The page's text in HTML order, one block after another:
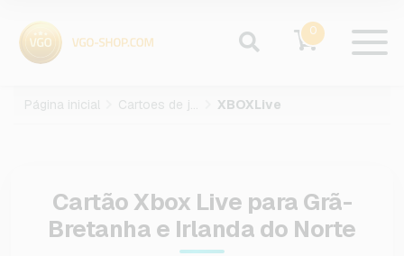
0
Página inicial Cartoes de jogos XBOXLive
Cartão Xbox Live para Grã-
Bretanha e Irlanda do Norte